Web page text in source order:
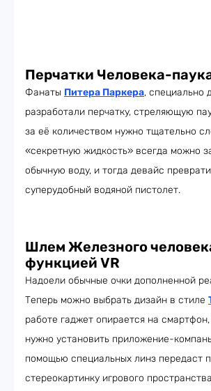
Перчатки Человека-
Фанаты Питера Паркера, специально
разработали перчатку, стреляющую
за её количеством нужно тщательно
«секретную жидкость» всегда можно
обычную воду, и тогда девайс
суперудобный водяной пистолет.
Шлем Железного
функцией VR
Надоели обычные очки дополненной
Теперь можно выбрать дизайн в стиле
работе гаджет опирается на
нужно установить приложение-
помощью специальных линз передаст
стереокартинку игрового